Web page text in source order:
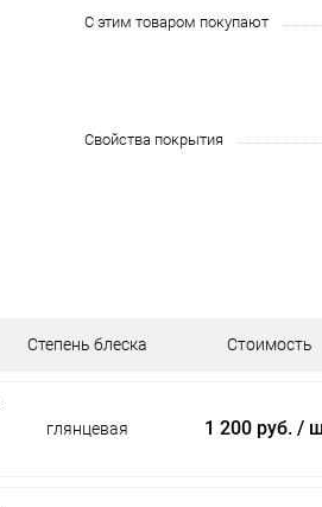
С этим товаром покупают
Свойства покрытия
Степень блеска Стоимость
глянцевая 1 200 руб. /